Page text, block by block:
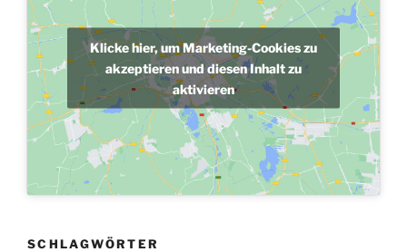
Klicke hier, um Marketing-Cookies zu
akzeptieren und diesen Inhalt zu
aktivieren
SCHLAGWÖRTER